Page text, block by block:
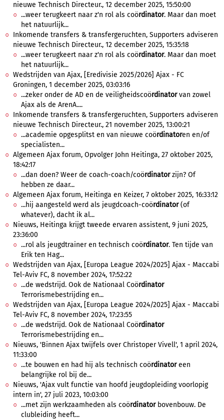
nieuwe Technisch Directeur., 12 december 2025, 15:50:00
...weer terugkeert naar z'n rol als coördinator. Maar dan moet
het natuurlijk...
Inkomende transfers & transfergeruchten, Supporters adviseren
nieuwe Technisch Directeur., 12 december 2025, 15:35:18
...weer terugkeert naar z'n rol als coördinator. Maar dan moet
het natuurlijk...
Wedstrijden van Ajax, [Eredivisie 2025/2026] Ajax - FC
Groningen, 1 december 2025, 03:03:16
...zeker onder de AD en de veiligheidscoördinatorvan zowel
Ajax als de ArenA....
Inkomende transfers & transfergeruchten, Supporters adviseren
nieuwe Technisch Directeur., 21 november 2025, 13:00:21
...academie opgesplitst en van nieuwe coördinatoren en/of
specialisten...
Algemeen Ajax forum, Opvolger John Heitinga, 27 oktober 2025,
18:42:17
...dan doen? Weer de coach-coach/coördinatorzijn? Of
hebben ze daar...
Algemeen Ajax forum, Heitinga en Keizer, 7 oktober 2025, 16:33:12
...hij aangesteld werd als jeugdcoach-coördinator(of
whatever), dacht ik al...
Nieuws, Heitinga krijgt tweede ervaren assistent, 9 juni 2025,
23:36:00
...rol als jeugdtrainer en technisch coördinator. Ten tijde van
Erik ten Hag...
Wedstrijden van Ajax, [Europa League 2024/2025] Ajax - Maccabi
Tel-Aviv FC, 8 november 2024, 17:52:22
...de wedstrijd. Ook de Nationaal Coördinator
Terrorismebestrijding en...
Wedstrijden van Ajax, [Europa League 2024/2025] Ajax - Maccabi
Tel-Aviv FC, 8 november 2024, 17:23:55
...de wedstrijd. Ook de Nationaal Coördinator
Terrorismebestrijding en...
Nieuws, 'Binnen Ajax twijfels over Christoper Vivell', 1 april 2024,
11:33:00
...te bouwen en had hij als technisch coördinatoreen
belangrijke rol bij de...
Nieuws, 'Ajax vult functie van hoofd jeugdopleiding voorlopig
intern in', 27 juli 2023, 10:03:00
...met zijn werkzaamheden als coördinatorbovenbouw. De
clubleiding heeft...